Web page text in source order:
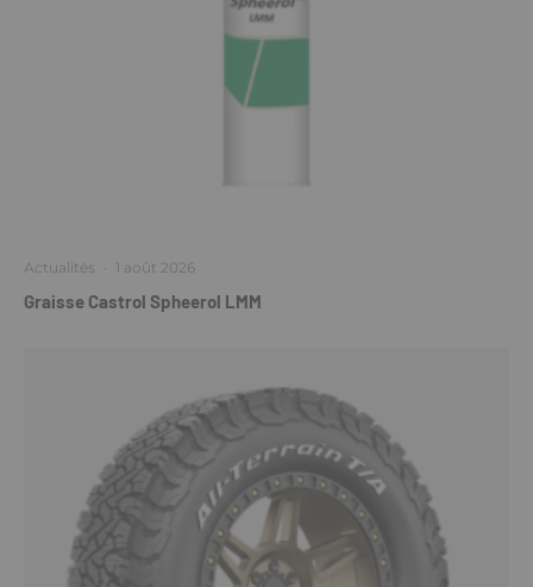
Actualités · 1 août 2026
Graisse Castrol Spheerol LMM